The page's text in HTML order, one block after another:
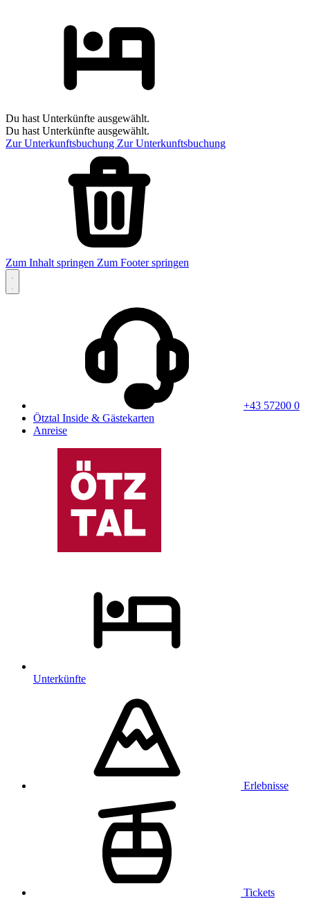
Du hast Unterkünfte ausgewählt.
Du hast Unterkünfte ausgewählt.
Zur Unterkunftsbuchung Zur Unterkunftsbuchung
Zum Inhalt springen Zum Footer springen
+43 57200 0
Ötztal Inside & Gästekarten
Anreise
Unterkünfte
Erlebnisse
Tickets